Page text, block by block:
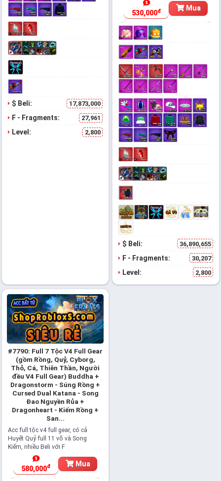
$ Beli: 17,873,000
F - Fragments: 27,961
Level: 2,800
530,000đ Mua
$ Beli: 36,890,655
F - Fragments: 30,207
Level: 2,800
#7790: Full 7 Tộc V4 Full Gear
(gồm Rồng, Quỷ, Cyborg,
Thỏ, Cá, Thiên Thần, Người
đều V4 Full Gear) Buddha +
Dragonstorm - Súng Rồng +
Cursed Dual Katana - Song
Đao Nguyền Rủa +
Dragonheart - Kiếm Rồng +
San...
Acc full tộc v4 full gear, có cả
Huyết Quỷ full 11 võ và Song
Kiếm, nhiều Beli với F
580,000đ Mua